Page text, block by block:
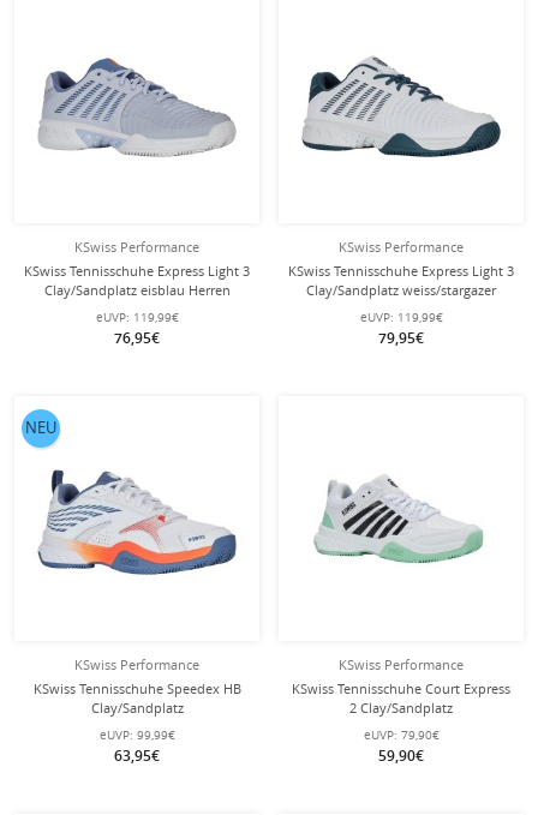
KSwiss Performance
KSwiss Tennisschuhe Express Light 3
Clay/Sandplatz eisblau Herren
eUVP: 119,99€
76,95€
KSwiss Performance
KSwiss Tennisschuhe Express Light 3
Clay/Sandplatz weiss/stargazer
Herren
eUVP: 119,99€
79,95€
KSwiss Performance
KSwiss Tennisschuhe Speedex HB
Clay/Sandplatz
weiss/infinityblau/orange Herren
eUVP: 99,99€
63,95€
NEU
KSwiss Performance
KSwiss Tennisschuhe Court Express
2 Clay/Sandplatz
weiss/mint/schwarz Damen
eUVP: 79,90€
59,90€